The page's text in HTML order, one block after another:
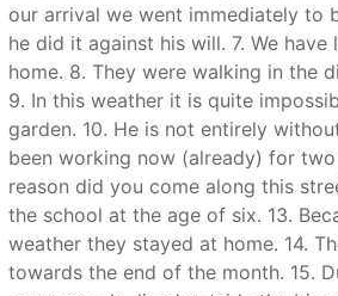
our arrival we went immediately to
he did it against his will. 7. We have
home. 8. They were walking in the
9. In this weather it is quite
garden. 10. He is not entirely
been working now (already) for two
reason did you come along this
the school at the age of six. 13.
weather they stayed at home. 14.
towards the end of the month. 15.